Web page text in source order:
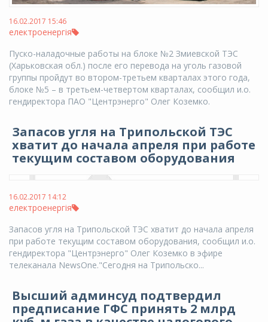
16.02.2017 15:46
електроенергія
Пуско-наладочные работы на блоке №2 Змиевской ТЭС
(Харьковская обл.) после его перевода на уголь газовой
группы пройдут во втором-третьем кварталах этого года,
блоке №5 – в третьем-четвертом кварталах, сообщил и.о.
гендиректора ПАО "Центрэнерго" Олег Коземко.
Запасов угля на Трипольской ТЭС
хватит до начала апреля при работе
текущим составом оборудования
16.02.2017 14:12
електроенергія
Запасов угля на Трипольской ТЭС хватит до начала апреля
при работе текущим составом оборудования, сообщил и.о.
гендиректора "Центрэнерго" Олег Коземко в эфире
телеканала NewsOne."Сегодня на Трипольско...
Высший админсуд подтвердил
предписание ГФС принять 2 млрд